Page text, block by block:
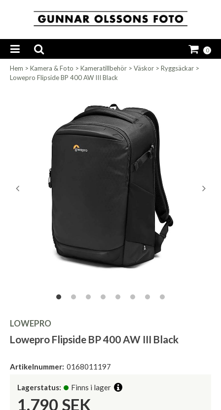
0
Hem > Kamera & Foto > Kameratillbehör > Väskor > Ryggsäckar >
Lowepro Flipside BP 400 AW III Black
LOWEPRO
Lowepro Flipside BP 400 AW III Black
Artikelnummer: 0168011197
Lagerstatus: Finns i lager
1.790 SEK